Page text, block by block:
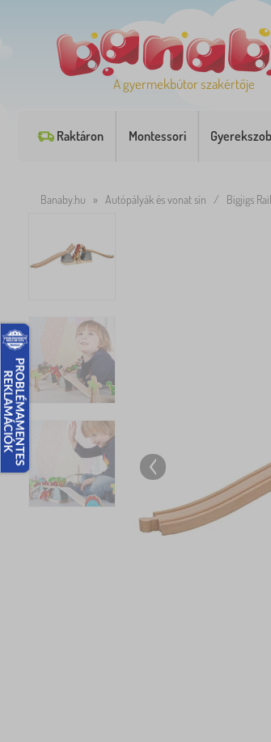
A gyermekbútor szakértője
Raktáron Montessori
Banaby.hu » Autópályák és vonat sín / Bigjigs